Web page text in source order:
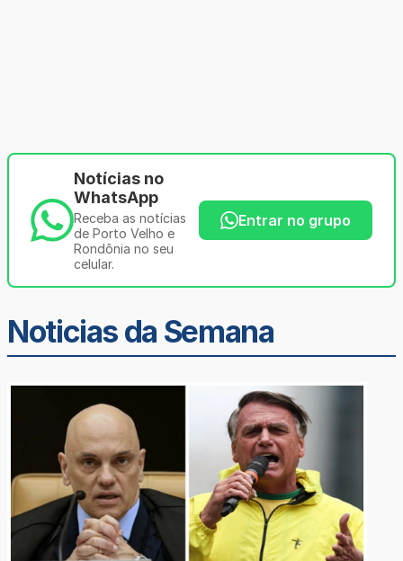
Notícias no
WhatsApp
Receba as notícias
de Porto Velho e
Rondônia no seu
celular.
Entrar no grupo
Noticias da Semana